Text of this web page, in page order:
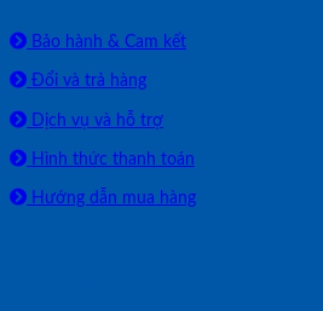
Bảo hành & Cam kết
Đổi và trả hàng
Dịch vụ và hỗ trợ
Hình thức thanh toán
Hướng dẫn mua hàng